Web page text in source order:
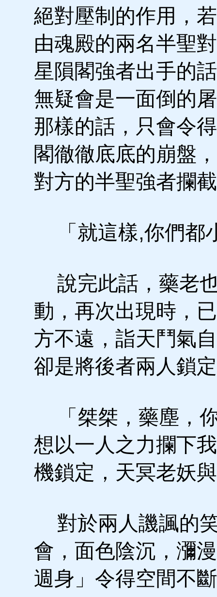
絕對壓制的作用，
由魂殿的兩名半聖
星隕閣強者出手的
無疑會是一面倒的
那樣的話，只會令
閣徹徹底底的崩盤
對方的半聖強者攔
「就這樣,你們都
說完此話，藥老
動，再次出現時，
方不遠，詣天鬥氣
卻是將後者兩人鎖
「桀桀，藥塵，
想以一人之力攔下
機鎖定，天冥老妖
對於兩人譏諷的
會，面色陰沉，瀰
週身」令得空間不